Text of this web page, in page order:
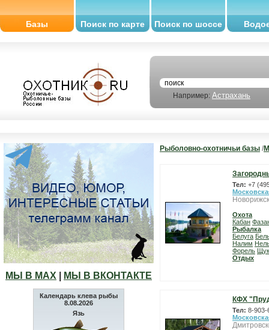
Базы Поиск по карте Поиск по шоссе
Например: Астрахань
МЫ В МАХ МЫ В ВКОНТАКТЕ
Календарь клева рыбы
8.08.2026
Язь
Рыболовно-охотничьи базы /
Тел: +7
Охота
Кабан
Рыбалка
Белуга
Налим
Форель
Отдых
КФХ
Тел: 8-903-